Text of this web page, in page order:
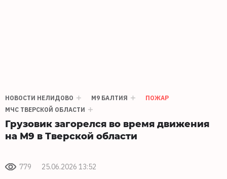
НОВОСТИ НЕЛИДОВО М9 БАЛТИЯ
ПОЖАР
МЧС ТВЕРСКОЙ ОБЛАСТИ
Грузовик загорелся во время движения
на М9 в Тверской области
779 25.06.2026 13:52